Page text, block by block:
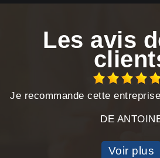
Les avis
Je recommande cette
DE
Voir plus